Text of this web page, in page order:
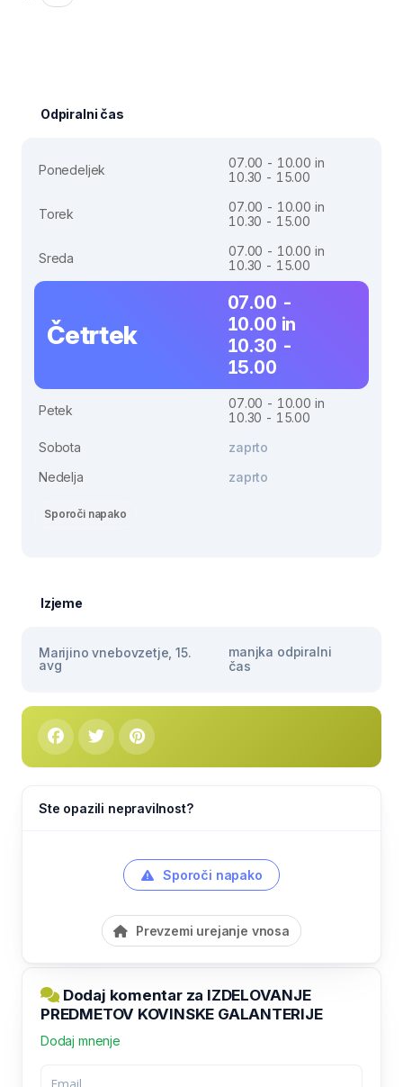
Odpiralni čas
Ponedeljek
07.00 - 10.00 in
10.30 - 15.00
Torek
07.00 - 10.00 in
10.30 - 15.00
Sreda
07.00 - 10.00 in
10.30 - 15.00
Četrtek
07.00 -
10.00 in
10.30 -
15.00
Petek
07.00 - 10.00 in
10.30 - 15.00
Sobota
zaprto
Nedelja
zaprto
Sporoči napako
Izjeme
Marijino vnebovzetje, 15.
avg
manjka odpiralni
čas
Ste opazili nepravilnost?
Sporoči napako
Prevzemi urejanje vnosa
Dodaj komentar za IZDELOVANJE
PREDMETOV KOVINSKE GALANTERIJE
Dodaj mnenje